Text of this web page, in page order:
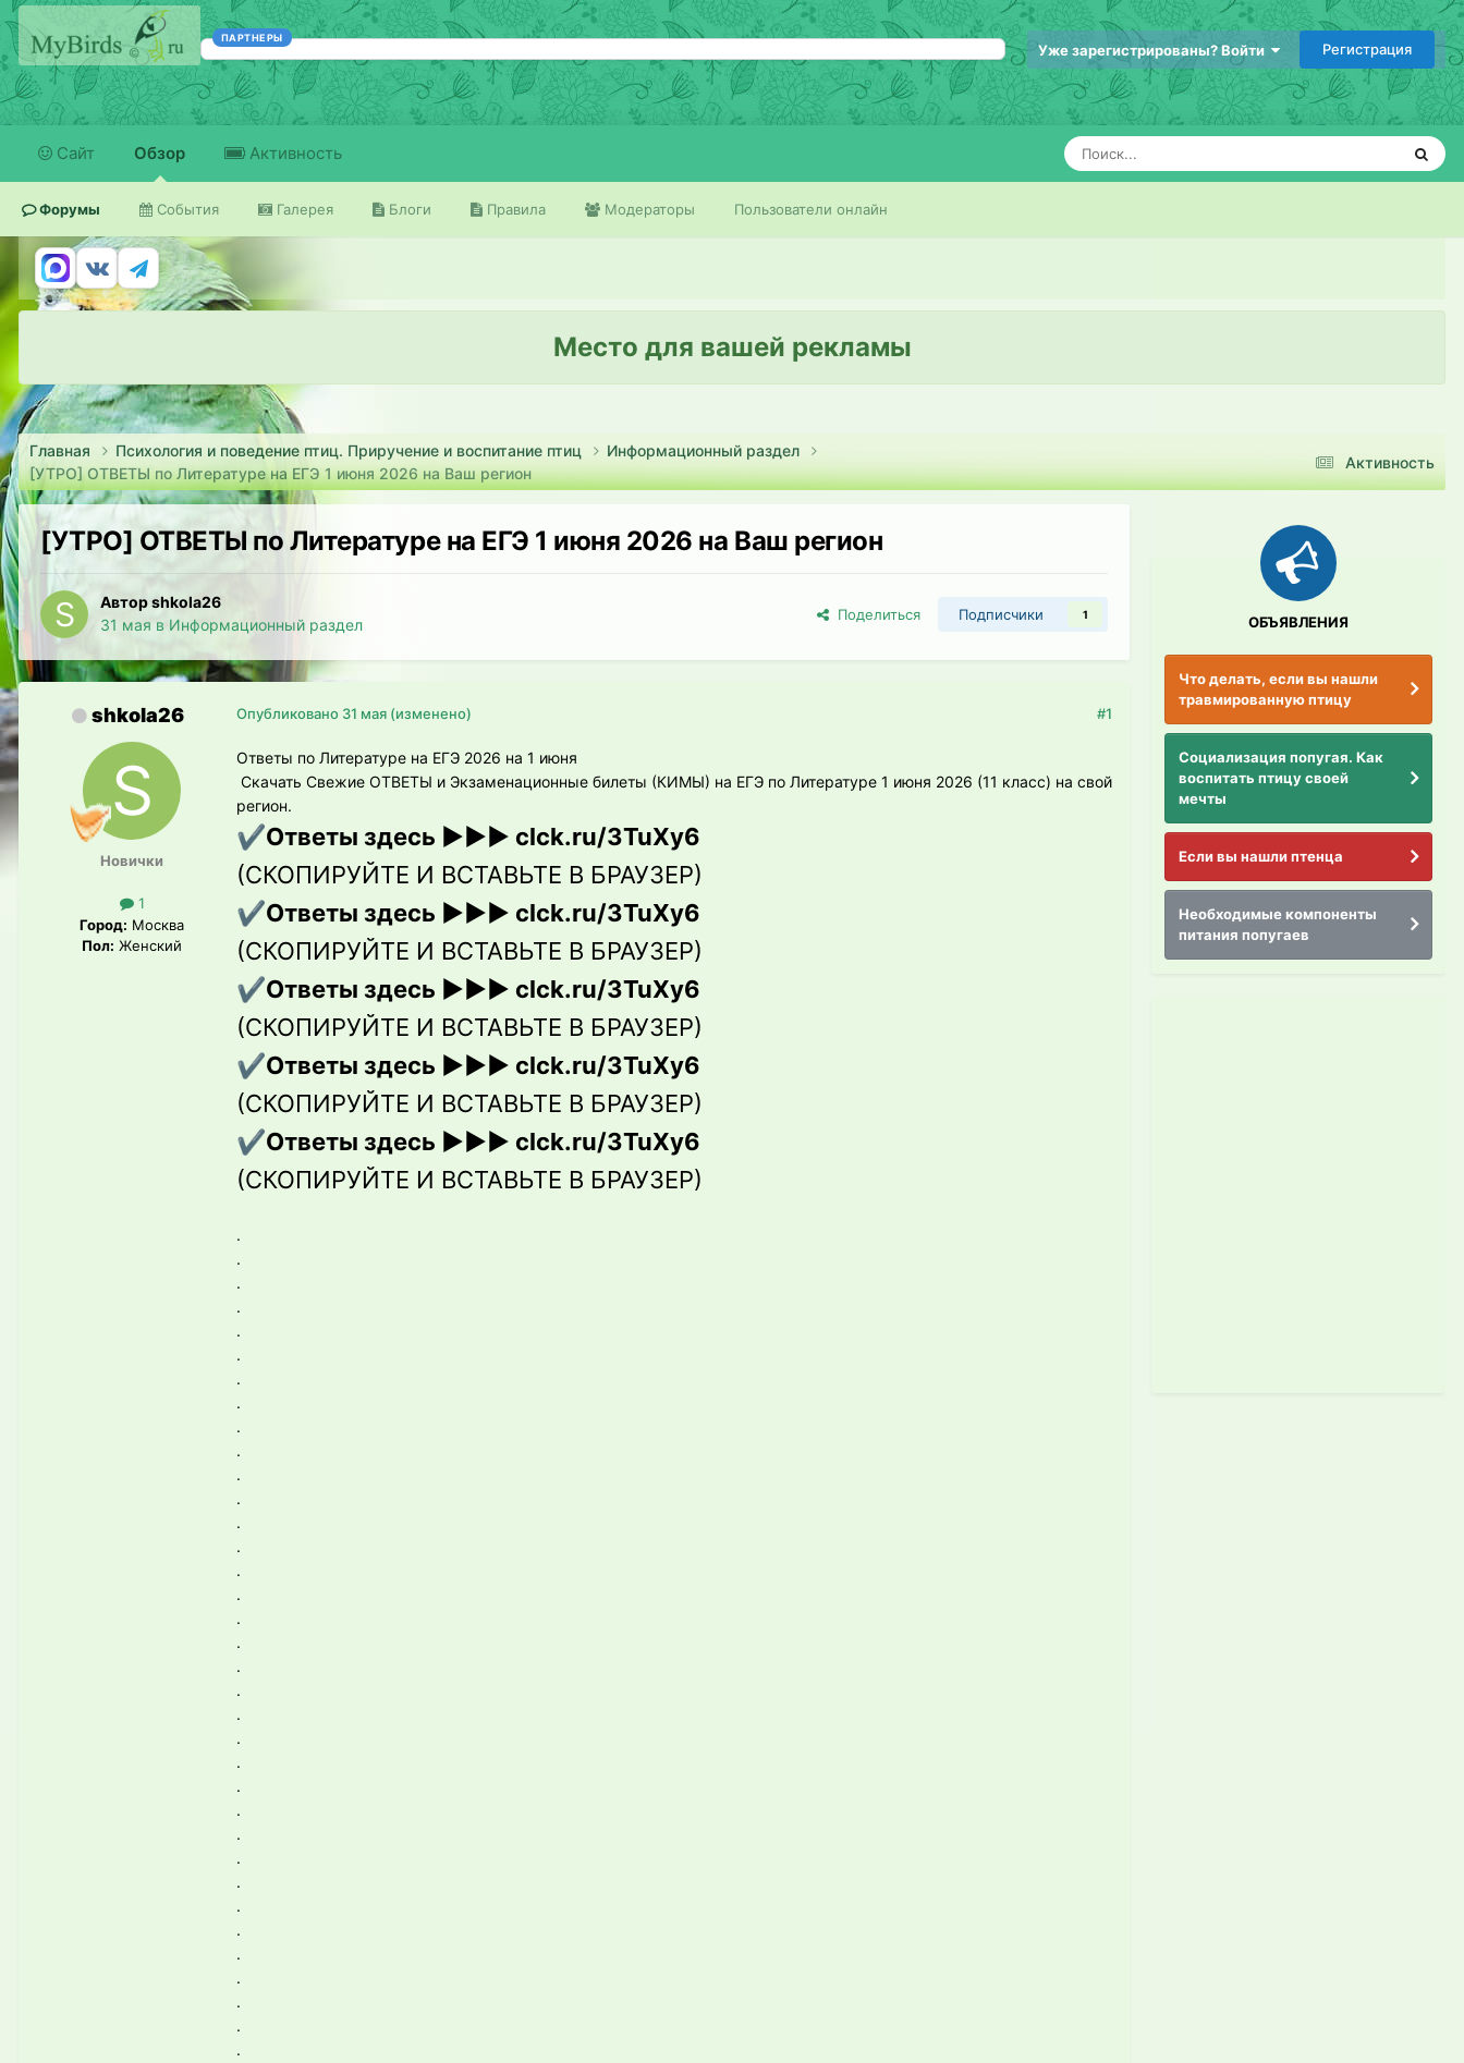
ПАРТНЕРЫ
Уже зарегистрированы? Войти Регистрация
Сайт Обзор
Форумы События Галерея Блоги Правила Модераторы Пользователи онлайн
Активность
Место для вашей рекламы
Активность
Главная Психология и поведение птиц. Приручение и воспитание птиц
Информационный раздел
[УТРО] ОТВЕТЫ по Литературе на ЕГЭ 1 июня 2026 на Ваш регион
[УТРО] ОТВЕТЫ по Литературе на ЕГЭ 1 июня 2026 на Ваш регион
Автор shkola26
31 мая в Информационный раздел
Поделиться Подписчики 1
shkola26
Новички
1
Город: Москва
Пол: Женский
#1
Опубликовано 31 мая (изменено)
Ответы по Литературе на ЕГЭ 2026 на 1 июня
Скачать Свежие ОТВЕТЫ и Экзаменационные билеты (КИМЫ) на ЕГЭ по Литературе 1 июня 2026 (11 класс) на свой
регион.
✔️Ответы здесь ▶▶▶ clck.ru/3TuXy6
(СКОПИРУЙТЕ И ВСТАВЬТЕ В БРАУЗЕР)
✔️Ответы здесь ▶▶▶ clck.ru/3TuXy6
(СКОПИРУЙТЕ И ВСТАВЬТЕ В БРАУЗЕР)
✔️Ответы здесь ▶▶▶ clck.ru/3TuXy6
(СКОПИРУЙТЕ И ВСТАВЬТЕ В БРАУЗЕР)
✔️Ответы здесь ▶▶▶ clck.ru/3TuXy6
(СКОПИРУЙТЕ И ВСТАВЬТЕ В БРАУЗЕР)
✔️Ответы здесь ▶▶▶ clck.ru/3TuXy6
(СКОПИРУЙТЕ И ВСТАВЬТЕ В БРАУЗЕР)
.
.
.
.
.
.
.
.
.
.
.
.
.
.
.
.
.
.
.
.
.
.
.
.
.
.
.
.
.
.
.
.
.
.
.
ОБЪЯВЛЕНИЯ
Что делать, если вы нашли
травмированную птицу
Социализация попугая. Как
воспитать птицу своей
мечты
Если вы нашли птенца
Необходимые компоненты
питания попугаев